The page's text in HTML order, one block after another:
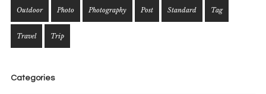
Outdoor Photo Photography Post Standard Tag
Travel Trip
Categories